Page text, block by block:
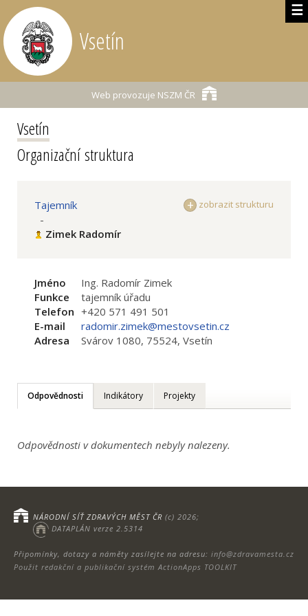
☰
Vsetín
Web provozuje NSZM ČR
Vsetín
Organizační struktura
zobrazit strukturu
Tajemník
-
Zimek Radomír
Jméno
Ing. Radomír Zimek
Funkce
tajemník úřadu
Telefon +420 571 491 501
E-mail
radomir.zimek@mestovsetin.cz
Adresa
Svárov 1080, 75524, Vsetín
Odpovědnosti Indikátory Projekty
Odpovědnosti v dokumentech nebyly nalezeny.
Připomínky, dotazy a náměty zasílejte na adresu: info@zdravamesta.cz
Použit redakční a publikační systém ActionApps TOOLKIT
NÁRODNÍ SÍŤ ZDRAVÝCH MĚST ČR (c) 2026;
DATAPLÁN verze 2.5314